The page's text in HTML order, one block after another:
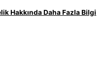
Hakkında Daha Fazla Bilgi